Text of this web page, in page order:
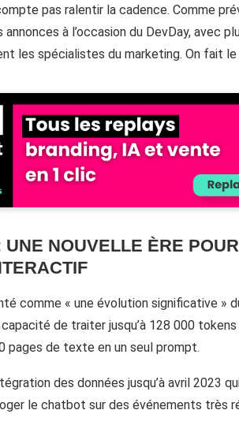
pas ralentir la cadence. Comme
à l’occasion du DevDay, avec
les spécialistes du marketing. On fait le
UNE NOUVELLE ÈRE
comme « une évolution significative »
capacité de traiter jusqu’à 128 000
pages de texte en un seul prompt.
des données jusqu’à avril 2023
le chatbot sur des événements très